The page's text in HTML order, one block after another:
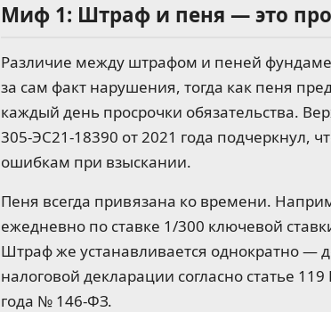
Миф 1: Штраф и пеня — это
Различие между штрафом и пеней
за сам факт нарушения, тогда как пеня
каждый день просрочки обязательства.
305-ЭС21-18390 от 2021 года подчеркнул,
ошибкам при взыскании.
Пеня всегда привязана ко времени.
ежедневно по ставке 1/300 ключевой
Штраф же устанавливается однократно —
налоговой декларации согласно статье
года № 146-ФЗ.